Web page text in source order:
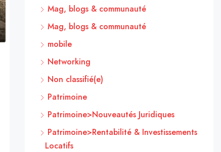
Mag, blogs & communauté
Mag, blogs & communauté
mobile
Networking
Non classifié(e)
Patrimoine
Patrimoine>Nouveautés Juridiques
Patrimoine>Rentabilité & Investissements
Locatifs